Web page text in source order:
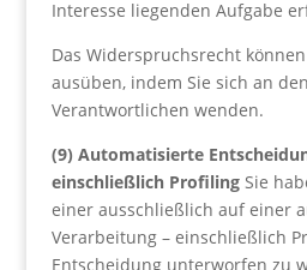
Interesse liegenden Aufgabe
Das Widerspruchsrecht
ausüben, indem Sie sich an
Verantwortlichen wenden.
(9) Automatisierte
einschließlich Profiling Sie
einer ausschließlich auf einer
Verarbeitung – einschließlich
Entscheidung unterworfen zu